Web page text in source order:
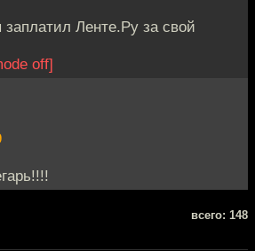
заплатил Ленте.Ру за свой
off]
всего: 148